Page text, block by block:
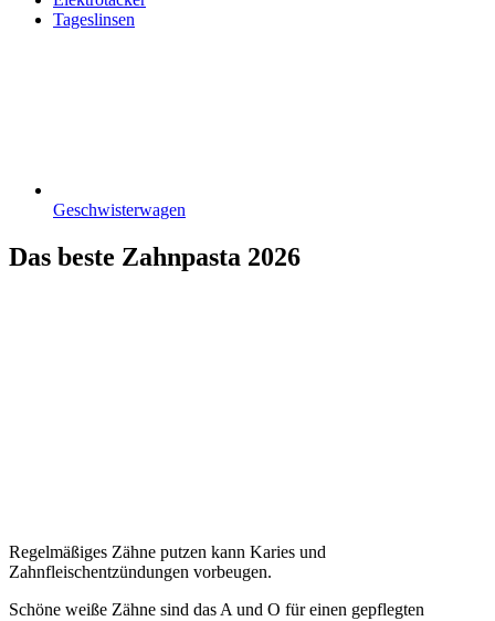
Tageslinsen
Geschwisterwagen
Das beste Zahnpasta 2026
Regelmäßiges Zähne putzen kann Karies und
Zahnfleischentzündungen vorbeugen.
Schöne weiße Zähne sind das A und O für einen gepflegten